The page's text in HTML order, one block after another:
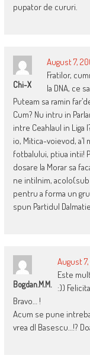
pupator de cururi.
Chi-X
August 7,
Fratilor,
la DNA, ce
Puteam sa ramin
Cum? Nu intru in
intre Ceahlaul in Liga
io, Mitica-voievod, a’l
fotbalului, ptiua intii!
dosare la Morar sa
ne intilnim, acolo(sub
pentru a forma un
spun Partidul
Bogdan.M.M.
August
Este
:))
Bravo… !
Acum se pune
vrea dl Basescu…!?